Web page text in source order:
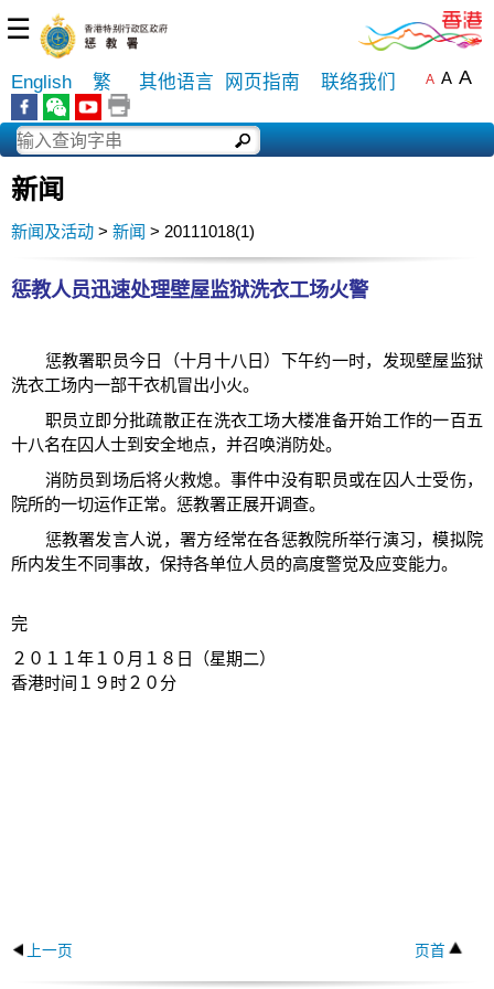
☰
English 繁 其他语言 网页指南 联络我们 A A A
新闻
新闻及活动 > 新闻 > 20111018(1)
惩教人员迅速处理壁屋监狱洗衣工场火警
惩教署职员今日（十月十八日）下午约一时，发现壁屋监狱
洗衣工场内一部干衣机冒出小火。
职员立即分批疏散正在洗衣工场大楼准备开始工作的一百五
十八名在囚人士到安全地点，并召唤消防处。
消防员到场后将火救熄。事件中没有职员或在囚人士受伤，
院所的一切运作正常。惩教署正展开调查。
惩教署发言人说，署方经常在各惩教院所举行演习，模拟院
所内发生不同事故，保持各单位人员的高度警觉及应变能力。
完
２０１１年１０月１８日（星期二）
香港时间１９时２０分
上一页 页首